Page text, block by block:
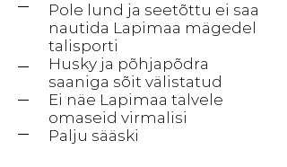
Pole lund ja seetõttu ei saa
nautida Lapimaa mägedel
talisporti
Husky ja põhjapõdra
saaniga sõit välistatud
Ei näe Lapimaa talvele
omaseid virmalisi
Palju sääski